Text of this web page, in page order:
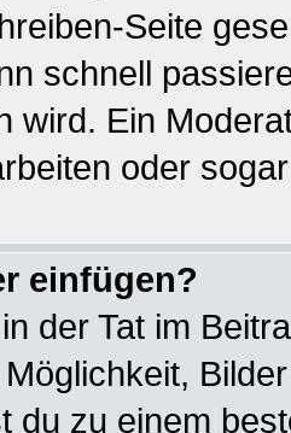
Seite
schnell
wird. Ein
oder
einfügen?
der Tat im
du zu einem